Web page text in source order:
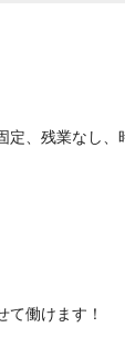
定、残業なし
て働けます！